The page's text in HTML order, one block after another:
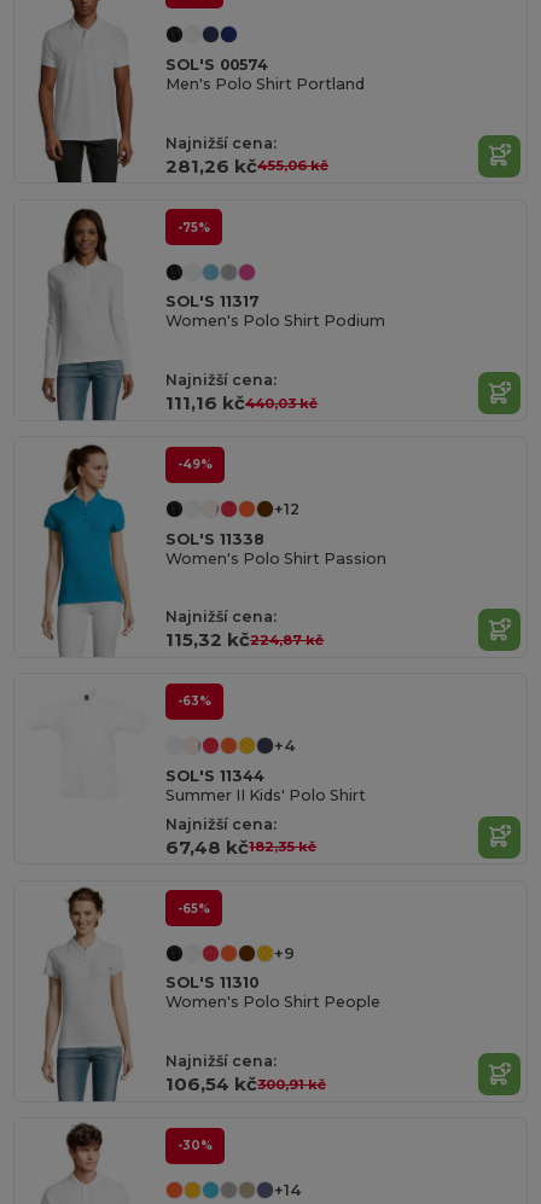
SOL'S 00574
Men's Polo Shirt Portland
Najnižší cena:
281,26 kč455,06 kč
-75%
SOL'S 11317
Women's Polo Shirt Podium
Najnižší cena:
111,16 kč440,03 kč
-49%
+12
SOL'S 11338
Women's Polo Shirt Passion
Najnižší cena:
115,32 kč224,87 kč
-63%
+4
SOL'S 11344
Summer II Kids' Polo Shirt
Najnižší cena:
67,48 kč182,35 kč
-65%
+9
SOL'S 11310
Women's Polo Shirt People
Najnižší cena:
106,54 kč300,91 kč
-30%
+14